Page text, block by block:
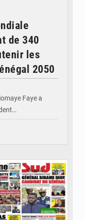
de 340
les
2050
Faye a